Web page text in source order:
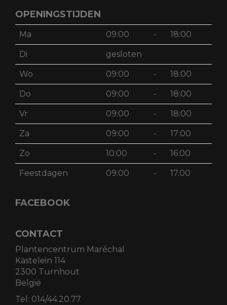
OPENINGSTIJDEN
Ma 09:00 - 18:00
Di gesloten
Wo 09:00 - 18:00
Do 09:00 - 18:00
Vr 09:00 - 18:00
Za 09:00 - 17:00
Zo 10:00 - 16:00
Feestdagen 09:00 - 17.00
FACEBOOK
CONTACT
Plantencentrum Maréchal
Kastelein 114
2300 Turnhout
België
Tel: 014/44.20.77